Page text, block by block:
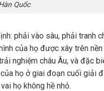
Quốc
phải vào sâu, phải tranh
của họ được xây trên
nghiệm châu Âu, và đặc
họ ở giai đoạn cuối giải
họ không hề nhỏ.